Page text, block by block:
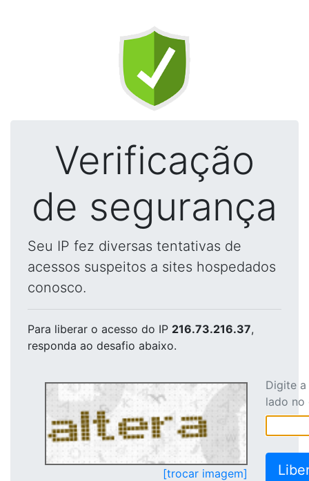
Verificação
de segurança
Seu IP fez diversas tentativas de
acessos suspeitos a sites hospedados
conosco.
Para liberar o acesso do IP 216.73.216.37,
responda ao desafio abaixo.
[trocar imagem]
Digite
lado no